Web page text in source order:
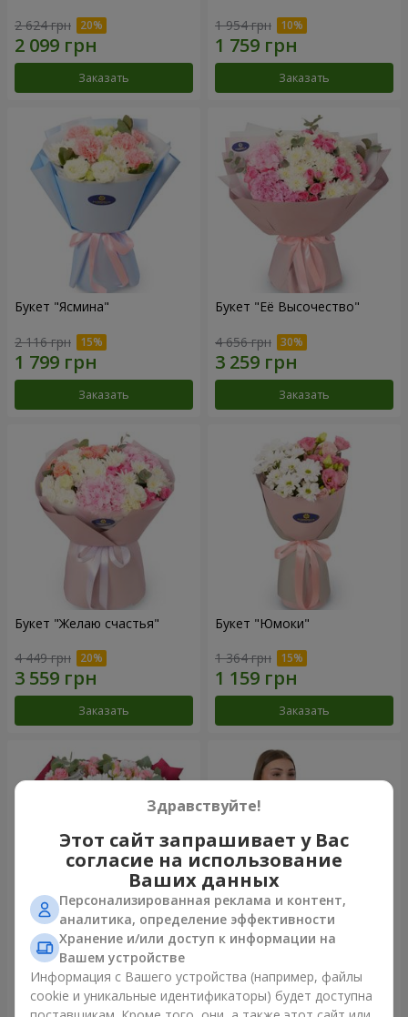
2 624 грн
Заказать
1 954 грн
Заказать
Букет "Ясмина"
2 116 грн
Заказать
Букет "Её Высочество"
4 656 грн
Заказать
Букет "Желаю счастья"
4 449 грн
Заказать
Букет "Юмоки"
1 364 грн
Заказать
Букет "Очарование
нежности"
3 749 грн
Композиция "Белоснежная
гармония"
3 145 грн
Здравствуйте!
Этот сайт запрашивает у Вас
согласие на использование
Ваших данных
Персонализированная реклама и контент,
аналитика, определение эффективности
Хранение и/или доступ к информации на
Вашем устройстве
Информация с Вашего устройства (например, файлы
cookie и уникальные идентификаторы) будет доступна